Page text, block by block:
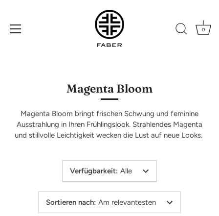
0
Magenta Bloom
Magenta Bloom bringt frischen Schwung und feminine
Ausstrahlung in Ihren Frühlingslook. Strahlendes Magenta
und stillvolle Leichtigkeit wecken die Lust auf neue Looks.
Verfügbarkeit: Alle
Sortieren nach: Am relevantesten